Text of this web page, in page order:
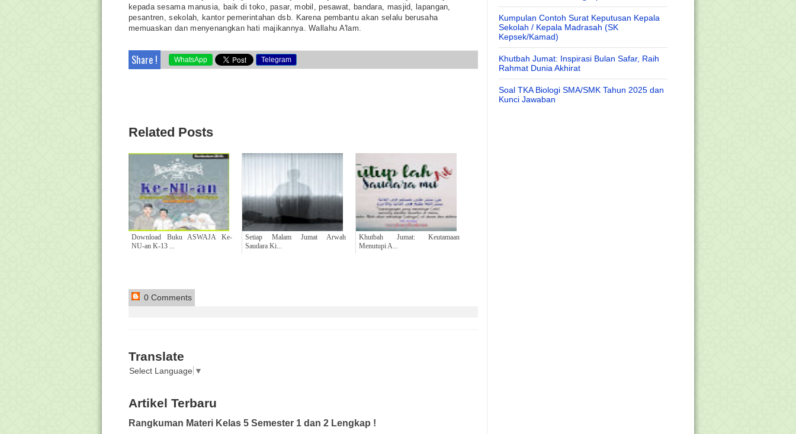
kepada sesama manusia, baik di toko, pasar, mobil, pesawat, bandara, masjid, lapangan,
pesantren, sekolah, kantor pemerintahan dsb. Karena pembantu akan selalu berusaha
memuaskan dan menyenangkan hati majikannya. Wallahu A'lam.
Share ! WhatsApp Telegram
Related Posts
Download Buku ASWAJA Ke-
NU-an K-13 ...
Setiap Malam Jumat Arwah
Saudara Ki...
Khutbah Jumat: Keutamaan
Menutupi A...
0 Comments
Translate
Select Language ▼
Artikel Terbaru
Rangkuman Materi Kelas 5 Semester 1 dan 2 Lengkap !
Kumpulan Contoh Surat Keputusan Kepala
Sekolah / Kepala Madrasah (SK
Kepsek/Kamad)
Khutbah Jumat: Inspirasi Bulan Safar, Raih
Rahmat Dunia Akhirat
Soal TKA Biologi SMA/SMK Tahun 2025 dan
Kunci Jawaban